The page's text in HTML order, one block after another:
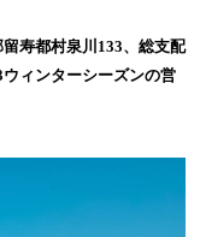
寿都村泉川133、総支配
ィンターシーズンの営